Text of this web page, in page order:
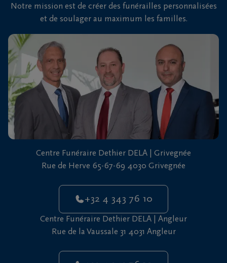
Nous
sommes
là pour
vous
24h/24
+32
4
343
76
10
Grivegnée
Notre mission est de créer des funérailles personnalisées
et de soulager au maximum les familles.
Centre Funéraire Dethier DELA | Grivegnée
Rue de Herve 65-67-69 4030 Grivegnée
+32 4 343 76 10
Centre Funéraire Dethier DELA | Angleur
Rue de la Vaussale 31 4031 Angleur